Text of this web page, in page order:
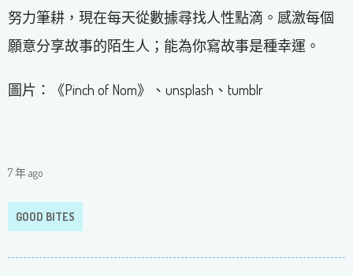
努力筆耕，現在每天從數據尋找人性點滴。感激每個
願意分享故事的陌生人；能為你寫故事是種幸運。
圖片：《Pinch of Nom》、unsplash、tumblr
7 年 ago
GOOD BITES